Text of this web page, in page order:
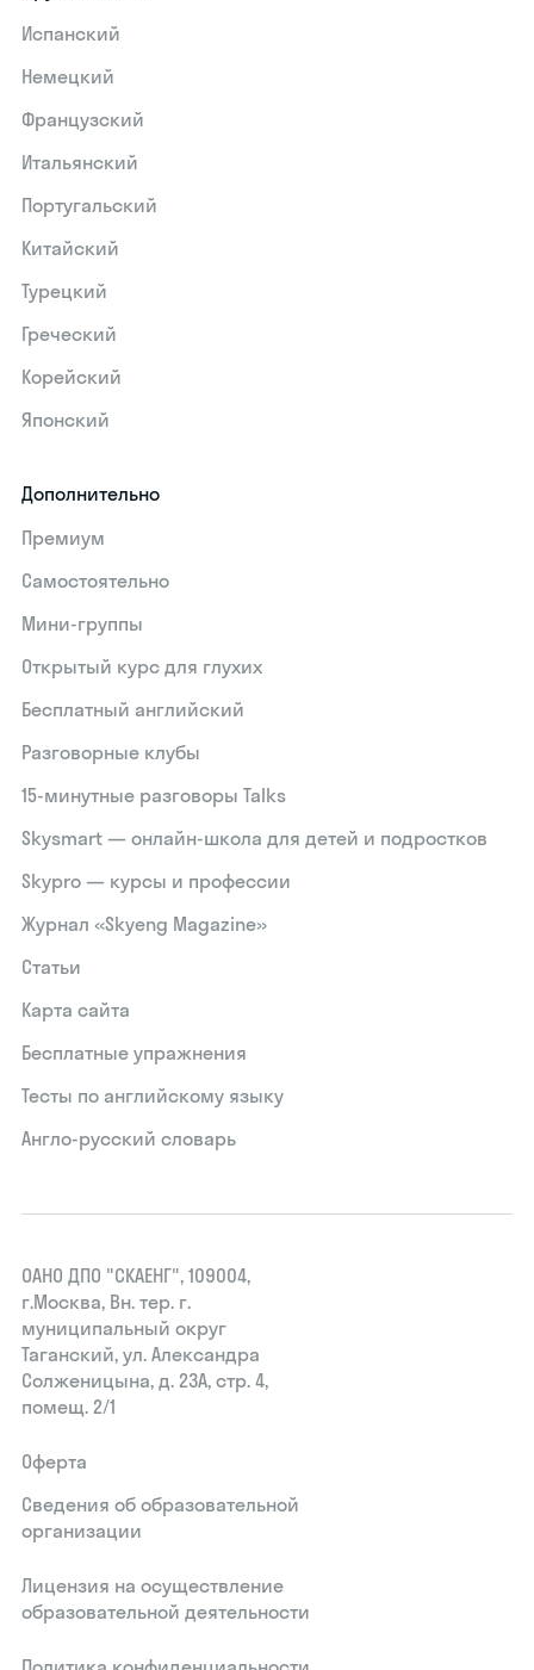
Испанский
Немецкий
Французский
Итальянский
Португальский
Китайский
Турецкий
Греческий
Корейский
Японский
Дополнительно
Премиум
Самостоятельно
Мини-группы
Открытый курс для глухих
Бесплатный английский
Разговорные клубы
15‑минутные разговоры Talks
Skysmart — онлайн-школа для детей и подростков
Skypro — курсы и профессии
Журнал «Skyeng Magazine»
Статьи
Карта сайта
Бесплатные упражнения
Тесты по английскому языку
Англо-русский словарь
ОАНО ДПО "СКАЕНГ", 109004,
г.Москва, Вн. тер. г.
муниципальный округ
Таганский, ул. Александра
Солженицына, д. 23А, стр. 4,
помещ. 2/1
Оферта
Сведения об образовательной
организации
Лицензия на осуществление
образовательной деятельности